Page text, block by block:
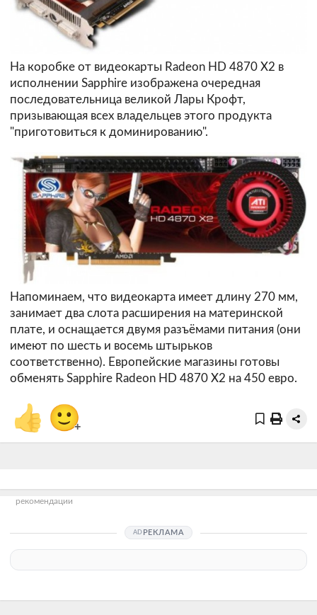
На коробке от видеокарты Radeon HD 4870 X2 в
исполнении Sapphire изображена очередная
последовательница великой Лары Крофт,
призывающая всех владельцев этого продукта
"приготовиться к доминированию".
Напоминаем, что видеокарта имеет длину 270 мм,
занимает два слота расширения на материнской
плате, и оснащается двумя разъёмами питания (они
имеют по шесть и восемь штырьков
соответственно). Европейские магазины готовы
обменять Sapphire Radeon HD 4870 X2 на 450 евро.
👍 🙂+
рекомендации
РЕКЛАМА